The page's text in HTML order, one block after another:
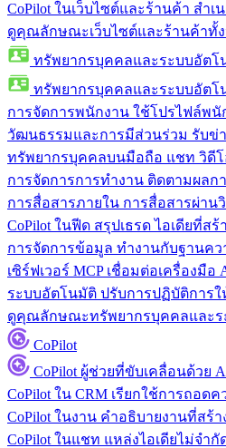
CoPilot ในเว็บไซต์และร้านค้า สำเ
ดูคุณลักษณะเว็บไซต์และร้านค้าทั้
ทรัพยากรบุคคลและระบบอัตโ
ทรัพยากรบุคคลและระบบอัตโ
การจัดการพนักงาน ใช้โปรไฟล์พนั
วัฒนธรรมและการมีส่วนร่วม รับข่
ทรัพยากรบุคคลบนมือถือ แชท วิดี
การจัดการการทำงาน ติดตามผลก
การสื่อสารภายใน การสื่อสารผ่าน
CoPilot ในฟีด สรุปเธรด ไอเดียที่ส
การจัดการข้อมูล ทำงานกับฐานคว
เซิร์ฟเวอร์ MCP เชื่อมต่อเครื่องมือ
ระบบอัตโนมัติ ปรับการปฏิบัติการใ
ดูคุณลักษณะทรัพยากรบุคคลและ
CoPilot
CoPilot ผู้ช่วยที่ขับเคลื่อนด้วย
CoPilot ใน CRM เรียกใช้การถอด
CoPilot ในงาน คำอธิบายงานที่สร้
CoPilot ในแชท แหล่งไอเดียไม่จำ